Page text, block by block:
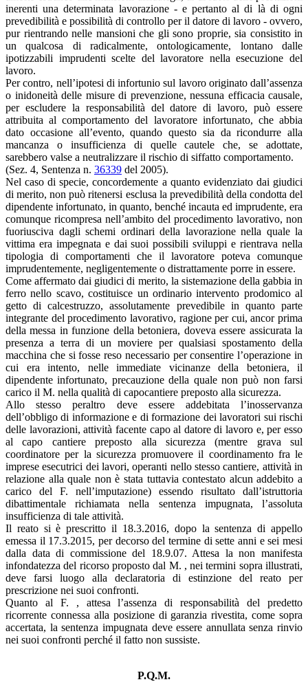
inerenti una determinata lavorazione - e pertanto al di là di ogni
prevedibilità e possibilità di controllo per il datore di lavoro - ovvero,
pur rientrando nelle mansioni che gli sono proprie, sia consistito in
un qualcosa di radicalmente, ontologicamente, lontano dalle
ipotizzabili imprudenti scelte del lavoratore nella esecuzione del
lavoro.
Per contro, nell’ipotesi di infortunio sul lavoro originato dall’assenza
o inidoneità delle misure di prevenzione, nessuna efficacia causale,
per escludere la responsabilità del datore di lavoro, può essere
attribuita al comportamento del lavoratore infortunato, che abbia
dato occasione all’evento, quando questo sia da ricondurre alla
mancanza o insufficienza di quelle cautele che, se adottate,
sarebbero valse a neutralizzare il rischio di siffatto comportamento.
(Sez. 4, Sentenza n. 36339 del 2005).
Nel caso di specie, concordemente a quanto evidenziato dai giudici
di merito, non può ritenersi esclusa la prevedibilità della condotta del
dipendente infortunato, in quanto, benché incauta ed imprudente, era
comunque ricompresa nell’ambito del procedimento lavorativo, non
fuoriusciva dagli schemi ordinari della lavorazione nella quale la
vittima era impegnata e dai suoi possibili sviluppi e rientrava nella
tipologia di comportamenti che il lavoratore poteva comunque
imprudentemente, negligentemente o distrattamente porre in essere.
Come affermato dai giudici di merito, la sistemazione della gabbia in
ferro nello scavo, costituisce un ordinario intervento prodomico al
getto di calcestruzzo, assolutamente prevedibile in quanto parte
integrante del procedimento lavorativo, ragione per cui, ancor prima
della messa in funzione della betoniera, doveva essere assicurata la
presenza a terra di un moviere per qualsiasi spostamento della
macchina che si fosse reso necessario per consentire l’operazione in
cui era intento, nelle immediate vicinanze della betoniera, il
dipendente infortunato, precauzione della quale non può non farsi
carico il M. nella qualità di capocantiere preposto alla sicurezza.
Allo stesso peraltro deve essere addebitata l’inosservanza
dell’obbligo di informazione e di formazione dei lavoratori sui rischi
delle lavorazioni, attività facente capo al datore di lavoro e, per esso
al capo cantiere preposto alla sicurezza (mentre grava sul
coordinatore per la sicurezza promuovere il coordinamento fra le
imprese esecutrici dei lavori, operanti nello stesso cantiere, attività in
relazione alla quale non è stata tuttavia contestato alcun addebito a
carico del F. nell’imputazione) essendo risultato dall’istruttoria
dibattimentale richiamata nella sentenza impugnata, l’assoluta
insufficienza di tale attività.
Il reato si è prescritto il 18.3.2016, dopo la sentenza di appello
emessa il 17.3.2015, per decorso del termine di sette anni e sei mesi
dalla data di commissione del 18.9.07. Attesa la non manifesta
infondatezza del ricorso proposto dal M. , nei termini sopra illustrati,
deve farsi luogo alla declaratoria di estinzione del reato per
prescrizione nei suoi confronti.
Quanto al F. , attesa l’assenza di responsabilità del predetto
ricorrente connessa alla posizione di garanzia rivestita, come sopra
accertata, la sentenza impugnata deve essere annullata senza rinvio
nei suoi confronti perché il fatto non sussiste.
P.Q.M.